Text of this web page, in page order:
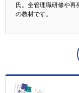
氏。全管理職研修や再
の教材です。